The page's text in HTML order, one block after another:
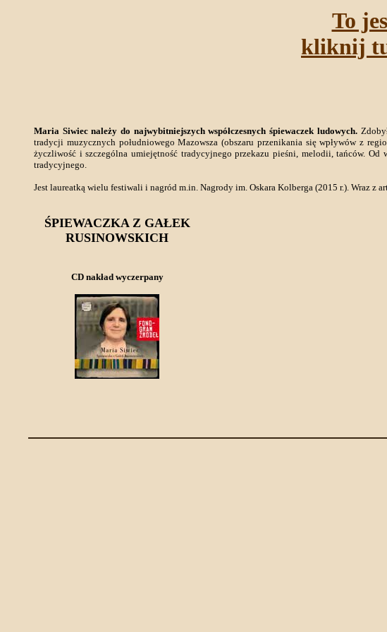
To
kliknij tu
Maria Siwiec należy do najwybitniejszych współczesnych śpiewaczek ludowych.
tradycji muzycznych południowego Mazowsza (obszaru przenikania się wpływów z
życzliwość i szczególna umiejętność tradycyjnego przekazu pieśni, melodii, tańców.
tradycyjnego.
Jest laureatką wielu festiwali i nagród m.in. Nagrody im. Oskara Kolberga (2015 r.). Wraz
ŚPIEWACZKA Z GAŁEK
RUSINOWSKICH
CD nakład wyczerpany